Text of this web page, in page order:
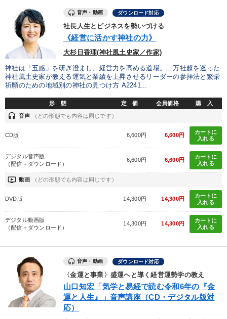
音声・動画 ダウンロード対応
社長人生とビジネスを勢いづける
《経営に活かす神社の力》
大杉日香理(神社風土史家／作家)
神社は「五感」を研ぎ澄まし、経営力を高める道場。二万社超を巡った
神社風土史家が教える運気と業績を上昇させるリーダーの参拝法と繁栄
祈願のための地域別の神社の見つけ方 A2241...
形 態 定 価 会員価格 購 入
headset 音声 （どの形態でも内容は同じです）
CD版 6,600円 6,600円
カートに
入れる
デジタル音声版
（配信＋ダウンロード）
6,600円 6,600円
カートに
入れる
ondemand_video 動画 （どの形態でも内容は同じです）
DVD版 14,300円 14,300円
カートに
入れる
デジタル動画版
（配信＋ダウンロード）
14,300円 14,300円
カートに
入れる
音声・動画 ダウンロード対応
〈金運と事業〉盛運へと導く経営運勢学の教え
山口知宏「気学と易経で読む令和6年の『金
運と人生』」音声講座（CD・デジタル版対
応）